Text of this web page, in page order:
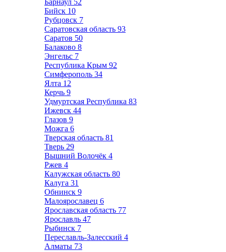
Барнаул 52
Бийск 10
Рубцовск 7
Саратовская область 93
Саратов 50
Балаково 8
Энгельс 7
Республика Крым 92
Симферополь 34
Ялта 12
Керчь 9
Удмуртская Республика 83
Ижевск 44
Глазов 9
Можга 6
Тверская область 81
Тверь 29
Вышний Волочёк 4
Ржев 4
Калужская область 80
Калуга 31
Обнинск 9
Малоярославец 6
Ярославская область 77
Ярославль 47
Рыбинск 7
Переславль-Залесский 4
Алматы 73